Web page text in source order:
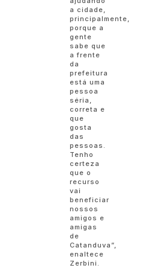
a cidade,
principalmente,
porque a
gente
sabe que
a frente
da
prefeitura
está uma
pessoa
séria,
correta e
que
gosta
das
pessoas.
Tenho
certeza
que o
recurso
vai
beneficiar
nossos
amigos e
amigas
de
Catanduva”,
enaltece
Zerbini.